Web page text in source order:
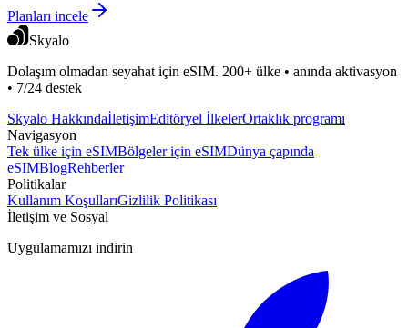
Planları incele
Skyalo
Dolaşım olmadan seyahat için eSIM. 200+ ülke • anında aktivasyon
• 7/24 destek
Skyalo HakkındaİletişimEditöryel İlkelerOrtaklık programı
Navigasyon
Tek ülke için eSIMBölgeler için eSIMDünya çapında
eSIMBlogRehberler
Politikalar
Kullanım KoşullarıGizlilik Politikası
İletişim ve Sosyal
Uygulamamızı indirin